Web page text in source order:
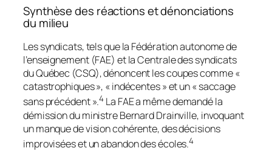
Synthèse des réactions et dénonciations
du milieu
Les syndicats, tels que la Fédération autonome de
l’enseignement (FAE) et la Centrale des syndicats
du Québec (CSQ), dénoncent les coupes comme «
catastrophiques », « indécentes » et un « saccage
sans précédent ».4 La FAE a même demandé la
démission du ministre Bernard Drainville, invoquant
un manque de vision cohérente, des décisions
improvisées et un abandon des écoles.4